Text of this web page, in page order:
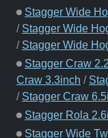
Stagger Wide
/ Stagger Wide
/ Stagger Wide
Stagger Craw
Craw 3.3inch /
/ Stagger Craw
Stagger Rola
Stagger Wide